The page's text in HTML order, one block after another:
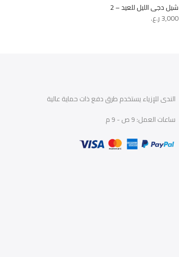
شيل دجى الليل للعيد – 2
3,000ر.ع.
الندى للإزياء يستخدم طرق دفع ذات حماية عالية
ساعات العمل: 9 ص - 9 م